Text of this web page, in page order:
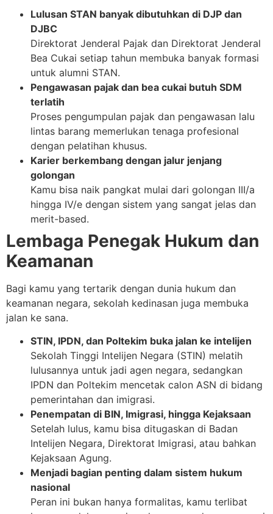
Lulusan STAN banyak dibutuhkan di DJP dan
DJBC
Direktorat Jenderal Pajak dan Direktorat Jenderal
Bea Cukai setiap tahun membuka banyak formasi
untuk alumni STAN.
Pengawasan pajak dan bea cukai butuh SDM
terlatih
Proses pengumpulan pajak dan pengawasan lalu
lintas barang memerlukan tenaga profesional
dengan pelatihan khusus.
Karier berkembang dengan jalur jenjang
golongan
Kamu bisa naik pangkat mulai dari golongan III/a
hingga IV/e dengan sistem yang sangat jelas dan
merit-based.
Lembaga Penegak Hukum dan
Keamanan
Bagi kamu yang tertarik dengan dunia hukum dan
keamanan negara, sekolah kedinasan juga membuka
jalan ke sana.
STIN, IPDN, dan Poltekim buka jalan ke intelijen
Sekolah Tinggi Intelijen Negara (STIN) melatih
lulusannya untuk jadi agen negara, sedangkan
IPDN dan Poltekim mencetak calon ASN di bidang
pemerintahan dan imigrasi.
Penempatan di BIN, Imigrasi, hingga Kejaksaan
Setelah lulus, kamu bisa ditugaskan di Badan
Intelijen Negara, Direktorat Imigrasi, atau bahkan
Kejaksaan Agung.
Menjadi bagian penting dalam sistem hukum
nasional
Peran ini bukan hanya formalitas, kamu terlibat